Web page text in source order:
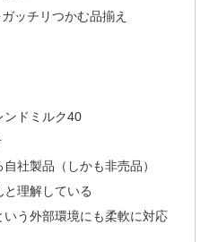
ッチリつかむ品揃え
ンドミルク40
社製品（しかも非売品）
理解している
いう外部環境にも柔軟に対応